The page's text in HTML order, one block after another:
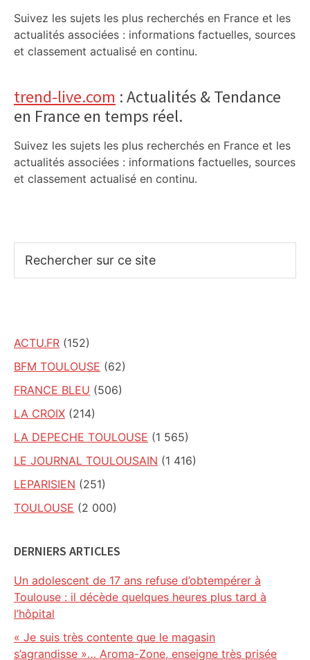
Suivez les sujets les plus recherchés en France et les
actualités associées : informations factuelles, sources
et classement actualisé en continu.
trend-live.com : Actualités & Tendance
en France en temps réel.
Suivez les sujets les plus recherchés en France et les
actualités associées : informations factuelles, sources
et classement actualisé en continu.
sur
ACTU.FR (152)
BFM TOULOUSE (62)
FRANCE BLEU (506)
LA CROIX (214)
LA DEPECHE TOULOUSE (1 565)
LE JOURNAL TOULOUSAIN (1 416)
LEPARISIEN (251)
TOULOUSE (2 000)
DERNIERS ARTICLES
Un adolescent de 17 ans refuse d’obtempérer à
Toulouse : il décède quelques heures plus tard à
l’hôpital
« Je suis très contente que le magasin
s’agrandisse »… Aroma-Zone, enseigne très prisée